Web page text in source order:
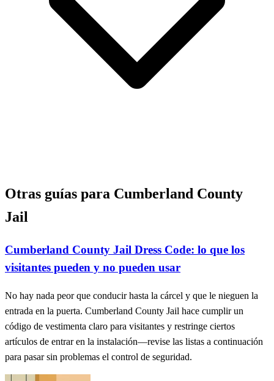
Otras guías para Cumberland County
Jail
Cumberland County Jail Dress Code: lo que los
visitantes pueden y no pueden usar
No hay nada peor que conducir hasta la cárcel y que le nieguen la
entrada en la puerta. Cumberland County Jail hace cumplir un
código de vestimenta claro para visitantes y restringe ciertos
artículos de entrar en la instalación—revise las listas a continuación
para pasar sin problemas el control de seguridad.